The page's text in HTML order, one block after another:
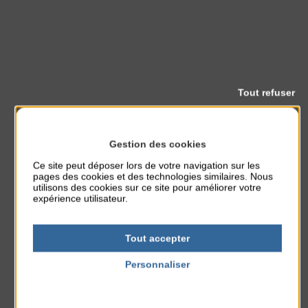
Gestion des cookies
Ce site peut déposer lors de votre navigation sur les
pages des cookies et des technologies similaires. Nous
utilisons des cookies sur ce site pour améliorer votre
expérience utilisateur.
Tout accepter
Tout refuser
Personnaliser